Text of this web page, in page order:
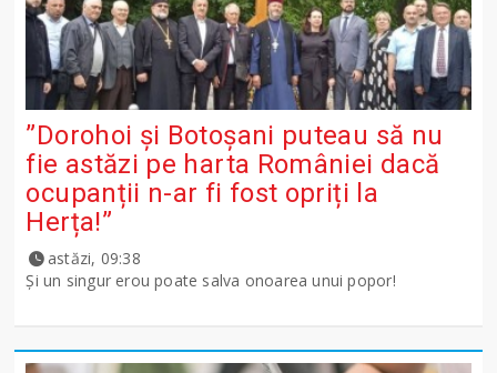
”Dorohoi și Botoșani puteau să nu
fie astăzi pe harta României dacă
ocupanții n-ar fi fost opriți la
Herța!”
astăzi, 09:38
Și un singur erou poate salva onoarea unui popor!